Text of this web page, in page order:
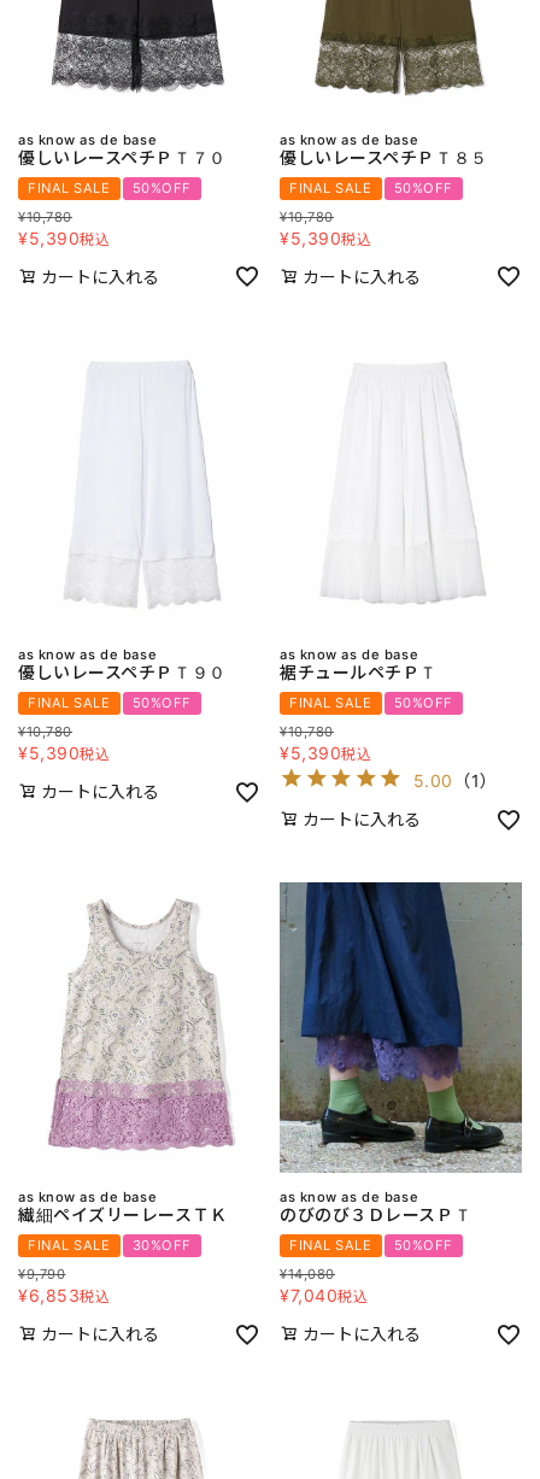
as know as de base
優しいレースペチＰＴ７０
FINAL SALE
50%OFF
¥10,780
¥5,390税込
カートに入れる
as know as de base
優しいレースペチＰＴ８５
FINAL SALE
50%OFF
¥10,780
¥5,390税込
カートに入れる
as know as de base
優しいレースペチＰＴ９０
FINAL SALE
50%OFF
¥10,780
¥5,390税込
カートに入れる
as know as de base
裾チュールペチＰＴ
FINAL SALE
50%OFF
¥10,780
¥5,390税込
5.00 （1）
カートに入れる
as know as de base
繊細ペイズリーレースＴＫ
FINAL SALE
30%OFF
¥9,790
¥6,853税込
カートに入れる
as know as de base
のびのび３ＤレースＰＴ
FINAL SALE
50%OFF
¥14,080
¥7,040税込
カートに入れる